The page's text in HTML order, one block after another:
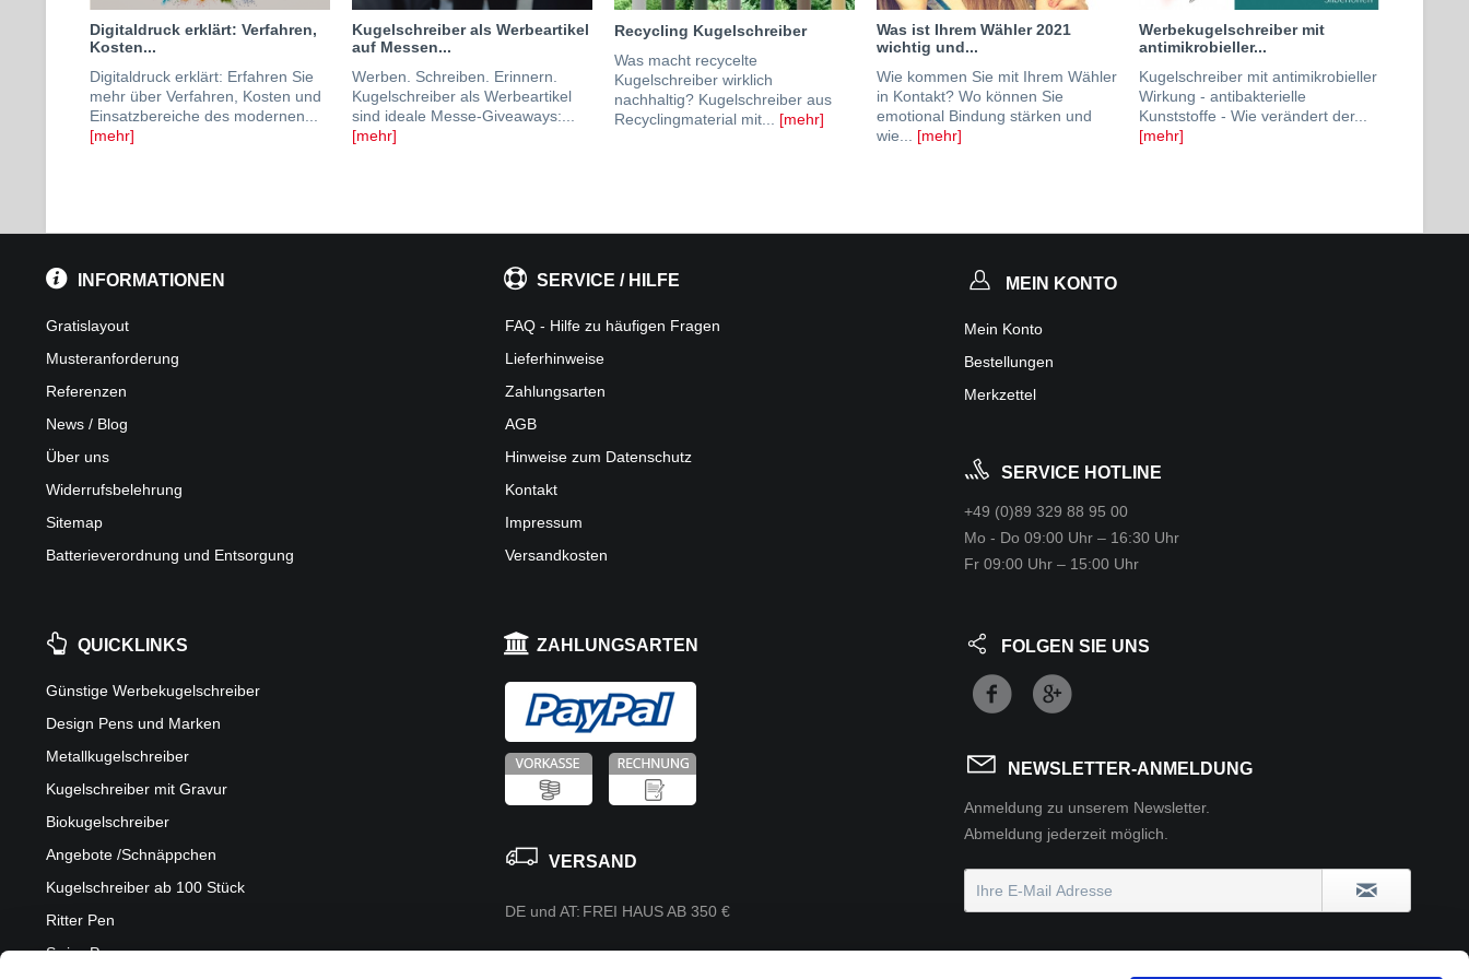
Digitaldruck erklärt: Verfahren,
Kosten...
Digitaldruck erklärt: Erfahren Sie
mehr über Verfahren, Kosten und
Einsatzbereiche des modernen...
[mehr]
Kugelschreiber als Werbeartikel
auf Messen...
Werben. Schreiben. Erinnern.
Kugelschreiber als Werbeartikel
sind ideale Messe-Giveaways:...
[mehr]
Recycling Kugelschreiber
Was macht recycelte
Kugelschreiber wirklich
nachhaltig? Kugelschreiber aus
Recyclingmaterial mit... [mehr]
Was ist Ihrem Wähler 2021
wichtig und...
Wie kommen Sie mit Ihrem Wähler
in Kontakt? Wo können Sie
emotional Bindung stärken und
wie... [mehr]
Werbekugelschreiber mit
antimikrobieller...
Kugelschreiber mit antimikrobieller
Wirkung - antibakterielle
Kunststoffe - Wie verändert der...
[mehr]
INFORMATIONEN
Gratislayout
Musteranforderung
Referenzen
News / Blog
Über uns
Widerrufsbelehrung
Sitemap
Batterieverordnung und Entsorgung
SERVICE / HILFE
FAQ - Hilfe zu häufigen Fragen
Lieferhinweise
Zahlungsarten
AGB
Hinweise zum Datenschutz
Kontakt
Impressum
Versandkosten
MEIN KONTO
Mein Konto
Bestellungen
Merkzettel
SERVICE HOTLINE
+49 (0)89 329 88 95 00
Mo - Do 09:00 Uhr – 16:30 Uhr
Fr 09:00 Uhr – 15:00 Uhr
QUICKLINKS
Günstige Werbekugelschreiber
Design Pens und Marken
Metallkugelschreiber
Kugelschreiber mit Gravur
Biokugelschreiber
Angebote /Schnäppchen
Kugelschreiber ab 100 Stück
Ritter Pen
Swiss Pen
ZAHLUNGSARTEN
VERSAND
DE und AT:FREI HAUS AB 350 €
FOLGEN SIE UNS
NEWSLETTER-ANMELDUNG
Anmeldung zu unserem Newsletter.
Abmeldung jederzeit möglich.